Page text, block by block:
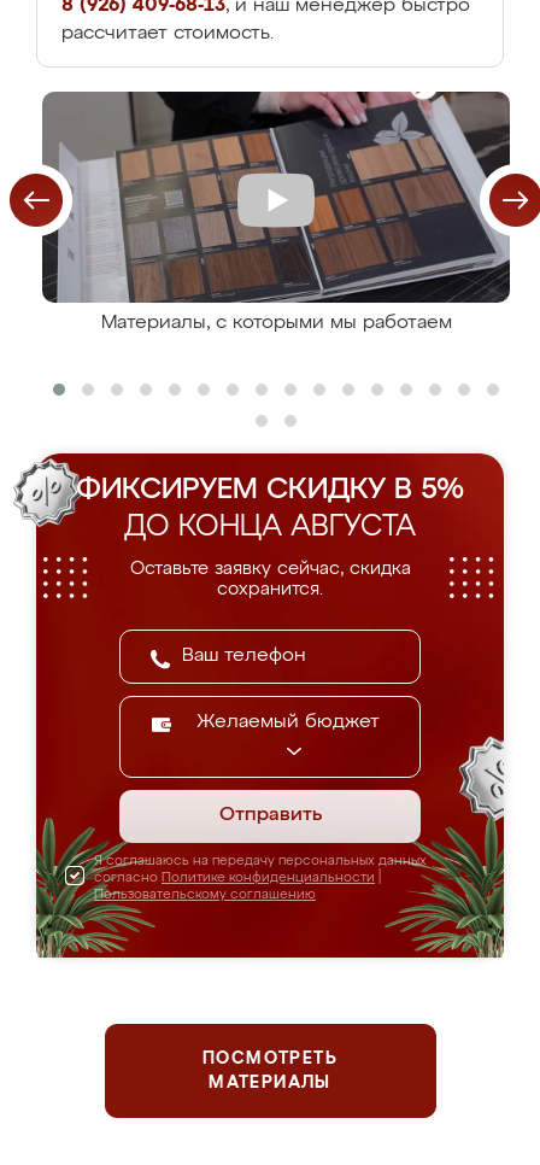
8 (926) 409-68-13, и наш менеджер быстро
рассчитает стоимость.
Материалы, с которыми мы работаем
ФИКСИРУЕМ СКИДКУ В 5%
ДО КОНЦА АВГУСТА
Оставьте заявку сейчас, скидка
сохранится.
Желаемый бюджет
Отправить
Я соглашаюсь на передачу персональных данных
согласно Политике конфиденциальности
Пользовательскому соглашению
ПОСМОТРЕТЬ
МАТЕРИАЛЫ